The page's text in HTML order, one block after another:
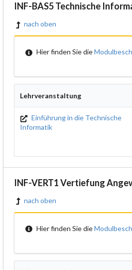
INF-BAS5 Technische
nach oben
Hier finden Sie die
Lehrveranstaltung
Einführung in die Technische
Informatik
INF-VERT1 Vertiefung
nach oben
Hier finden Sie die